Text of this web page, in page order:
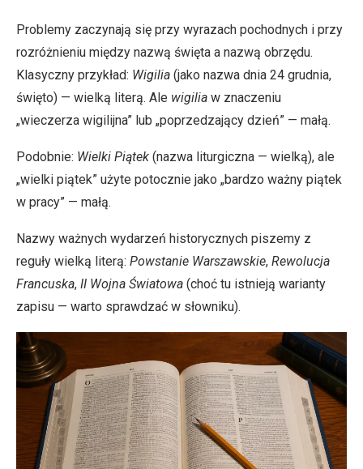
Problemy zaczynają się przy wyrazach pochodnych i przy
rozróżnieniu między nazwą święta a nazwą obrzędu.
Klasyczny przykład: Wigilia (jako nazwa dnia 24 grudnia,
święto) — wielką literą. Ale wigilia w znaczeniu
„wieczerza wigilijna” lub „poprzedzający dzień” — małą.
Podobnie: Wielki Piątek (nazwa liturgiczna — wielką), ale
„wielki piątek” użyte potocznie jako „bardzo ważny piątek
w pracy” — małą.
Nazwy ważnych wydarzeń historycznych piszemy z
reguły wielką literą: Powstanie Warszawskie, Rewolucja
Francuska, II Wojna Światowa (choć tu istnieją warianty
zapisu — warto sprawdzać w słowniku).